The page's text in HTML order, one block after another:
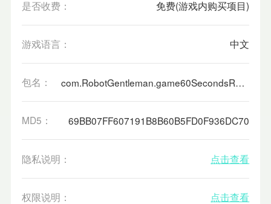
是否收费： 免费(游戏内购买项目)
游戏语言： 中文
包名： com.RobotGentleman.game60SecondsReatomized
MD5： 69BB07FF607191B8B60B5FD0F936DC70
隐私说明： 点击查看
权限说明： 点击查看